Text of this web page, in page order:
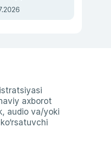
axborot
audio va/yoki